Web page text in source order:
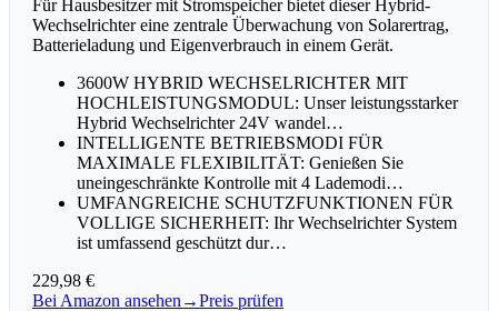
Für Hausbesitzer mit Stromspeicher bietet dieser Hybrid-
Wechselrichter eine zentrale Überwachung von Solarertrag,
Batterieladung und Eigenverbrauch in einem Gerät.
3600W HYBRID WECHSELRICHTER MIT
HOCHLEISTUNGSMODUL: Unser leistungsstarker
Hybrid Wechselrichter 24V wandel…
INTELLIGENTE BETRIEBSMODI FÜR
MAXIMALE FLEXIBILITÄT: Genießen Sie
uneingeschränkte Kontrolle mit 4 Lademodi…
UMFANGREICHE SCHUTZFUNKTIONEN FÜR
VOLLIGE SICHERHEIT: Ihr Wechselrichter System
ist umfassend geschützt dur…
229,98 €
Bei Amazon ansehen →Preis prüfen